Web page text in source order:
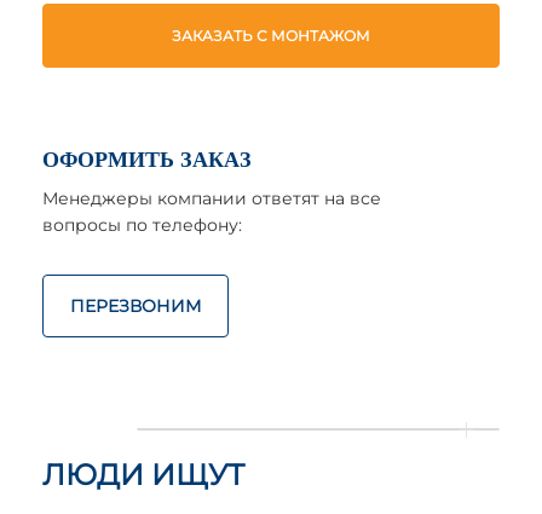
ЗАКАЗАТЬ С МОНТАЖОМ
ОФОРМИТЬ ЗАКАЗ
Менеджеры компании ответят на все
вопросы по телефону:
ПЕРЕЗВОНИМ
ЛЮДИ ИЩУТ